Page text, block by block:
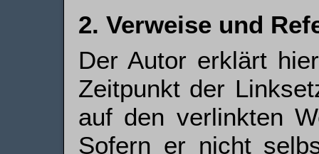
2. Verweise und
Der Autor erklärt
Zeitpunkt der
auf den verlinkten
Sofern er nicht